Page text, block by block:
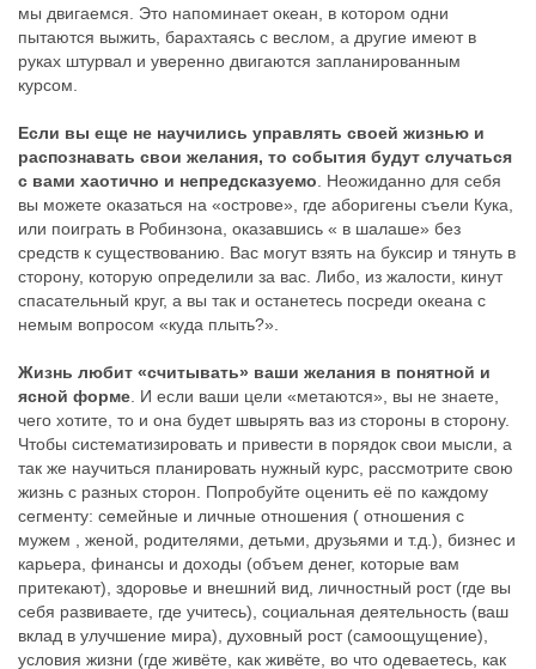
мы двигаемся. Это напоминает океан, в котором одни
пытаются выжить, барахтаясь с веслом, а другие имеют в
руках штурвал и уверенно двигаются запланированным
курсом.
Если вы еще не научились управлять своей жизнью и
распознавать свои желания, то события будут случаться
с вами хаотично и непредсказуемо . Неожиданно для себя
вы можете оказаться на «острове», где аборигены съели Кука,
или поиграть в Робинзона, оказавшись « в шалаше» без
средств к существованию. Вас могут взять на буксир и тянуть в
сторону, которую определили за вас. Либо, из жалости, кинут
спасательный круг, а вы так и останетесь посреди океана с
немым вопросом «куда плыть?».
Жизнь любит «считывать» ваши желания в понятной и
ясной форме . И если ваши цели «метаются», вы не знаете,
чего хотите, то и она будет швырять ваз из стороны в сторону.
Чтобы систематизировать и привести в порядок свои мысли, а
так же научиться планировать нужный курс, рассмотрите свою
жизнь с разных сторон. Попробуйте оценить её по каждому
сегменту: семейные и личные отношения ( отношения с
мужем , женой, родителями, детьми, друзьями и т.д.), бизнес и
карьера, финансы и доходы (объем денег, которые вам
притекают), здоровье и внешний вид, личностный рост (где вы
себя развиваете, где учитесь), социальная деятельность (ваш
вклад в улучшение мира), духовный рост (самоощущение),
условия жизни (где живёте, как живёте, во что одеваетесь, как